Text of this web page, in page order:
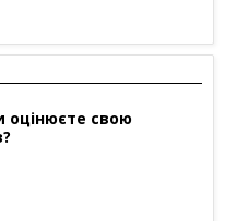
оцінюєте свою